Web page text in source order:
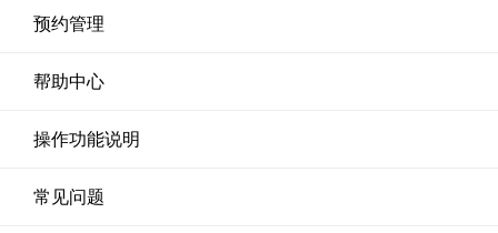
预约管理
帮助中心
操作功能说明
常见问题